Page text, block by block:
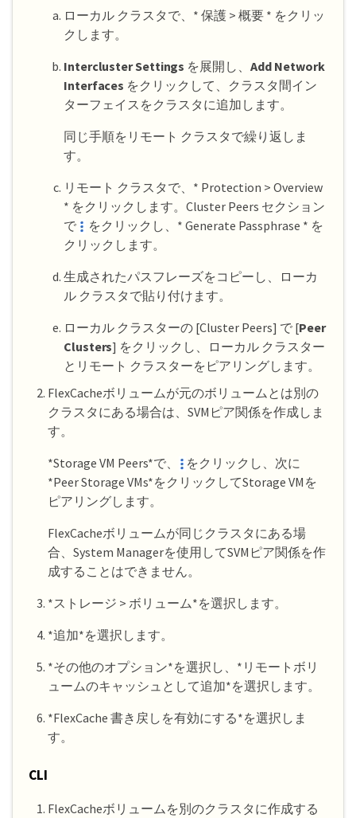
ローカル クラスタで、* 保護 > 概要 * をクリッ
クします。
Intercluster Settings を展開し、Add Network
Interfaces をクリックして、クラスタ間イン
ターフェイスをクラスタに追加します。
同じ手順をリモート クラスタで繰り返しま
す。
リモート クラスタで、* Protection > Overview
* をクリックします。Cluster Peers セクション
で
をクリックし、* Generate Passphrase * を
クリックします。
生成されたパスフレーズをコピーし、ローカ
ル クラスタで貼り付けます。
ローカル クラスターの [Cluster Peers] で [Peer
Clusters] をクリックし、ローカル クラスター
とリモート クラスターをピアリングします。
FlexCacheボリュームが元のボリュームとは別の
クラスタにある場合は、SVMピア関係を作成しま
す。
*Storage VM Peers*で、
をクリックし、次に
*Peer Storage VMs*をクリックしてStorage VMを
ピアリングします。
FlexCacheボリュームが同じクラスタにある場
合、System Managerを使用してSVMピア関係を作
成することはできません。
*ストレージ > ボリューム*を選択します。
*追加*を選択します。
*その他のオプション*を選択し、*リモートボリ
ュームのキャッシュとして追加*を選択します。
*FlexCache 書き戻しを有効にする*を選択しま
す。
CLI
FlexCacheボリュームを別のクラスタに作成する